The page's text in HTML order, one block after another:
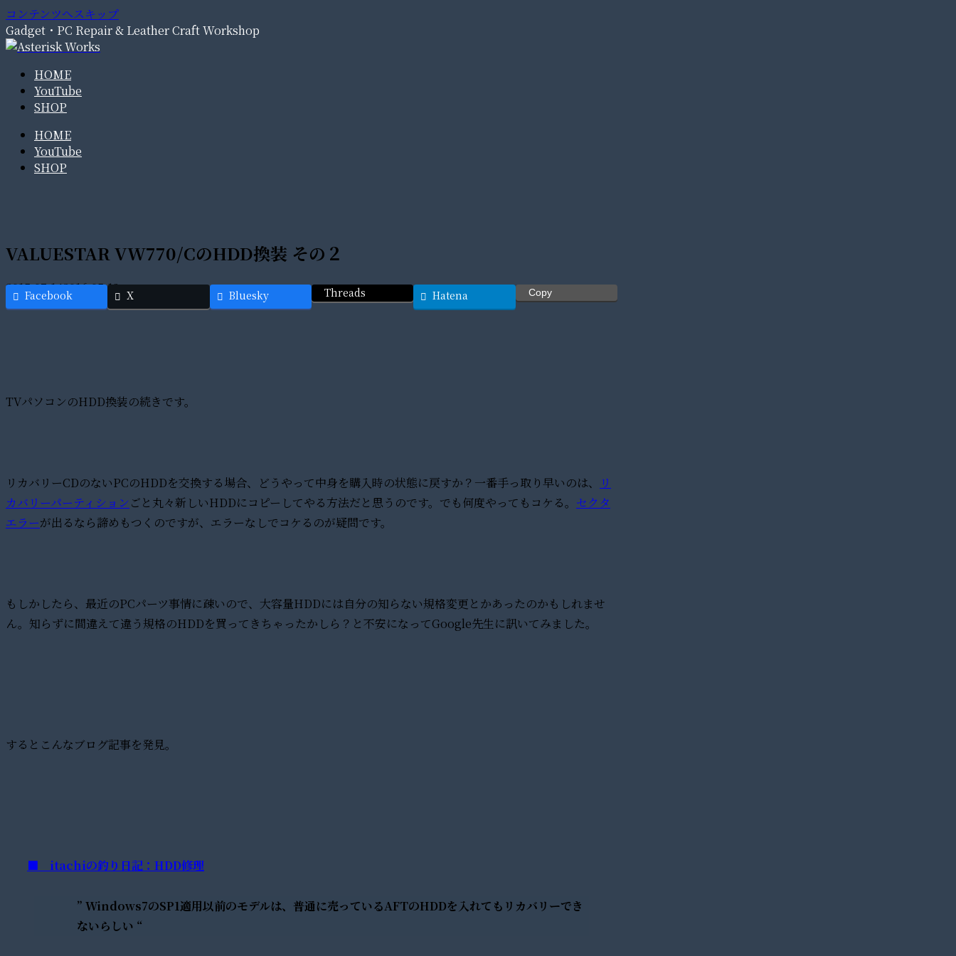
コンテンツへスキップ
Gadget・PC Repair & Leather Craft Workshop
HOME
YouTube
SHOP
HOME
YouTube
SHOP
VALUESTAR VW770/CのHDD換装 その２
2015.07.142016.05.13
Facebook X Bluesky Threads Hatena Copy
TVパソコンのHDD換装の続きです。
リカバリーCDのないPCのHDDを交換する場合、どうやって中身を購入時の状態に戻すか？一番手っ取り早いのは、
リ
カバリーパーティションごと丸々新しいHDDにコピーしてやる方法だと思うのです。でも何度やってもコケる。 セクタ
エラーが出るなら諦めもつくのですが、エラーなしでコケるのが疑問です。
もしかしたら、最近のPCパーツ事情に疎いので、大容量HDDには自分の知らない規格変更とかあったのかもしれませ
ん。知らずに間違えて違う規格のHDDを買ってきちゃったかしら？と不安になってGoogle先生に訊いてみました。
するとこんなブログ記事を発見。
■ itachiの釣り日記：HDD修理
” Windows7のSP1適用以前のモデルは、普通に売っているAFTのHDDを入れてもリカバリーでき
ないらしい “